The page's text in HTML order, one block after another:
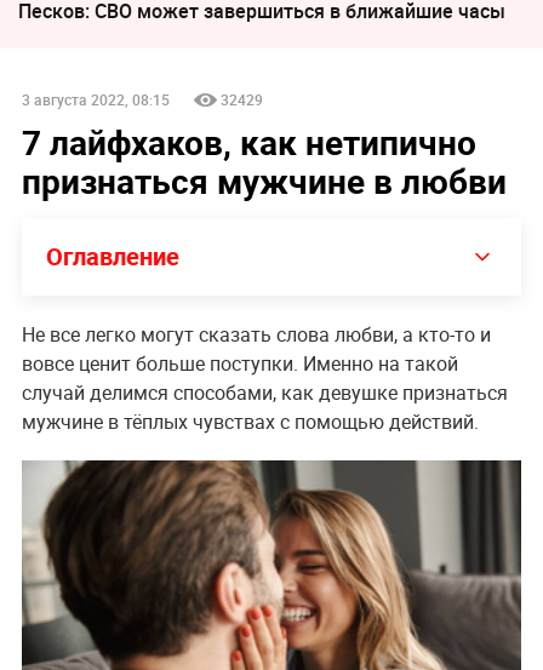
Песков: СВО может завершиться в ближайшие часы
3 августа 2022, 08:15 32429
7 лайфхаков, как нетипично
признаться мужчине в любви
Оглавление
Не все легко могут сказать слова любви, а кто-то и
вовсе ценит больше поступки. Именно на такой
случай делимся способами, как девушке признаться
мужчине в тёплых чувствах с помощью действий.